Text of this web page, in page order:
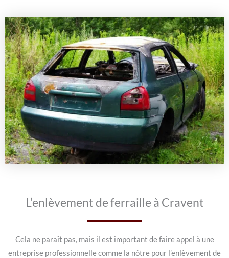
L’enlèvement de ferraille à Cravent
Cela ne paraît pas, mais il est important de faire appel à une
entreprise professionnelle comme la nôtre pour l’enlèvement de